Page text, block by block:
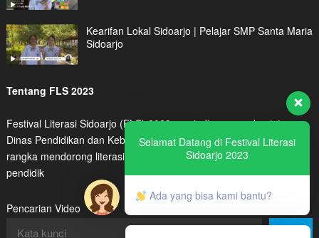
Kearifan Lokal Sidoarjo | Pelajar SMP Santa Maria
Sidoarjo
Tentang FLS 2023
Festival Literasi Sidoarjo (FLS) 2023 menjadi program kegiatan
Dinas Pendidikan dan Kebudayaan Kabupaten Sidoarjo dalam
rangka mendorong literasi digital peserta didik maupun tenaga
pendidik
Pencarian Video
Selamat Datang di Festival Literasi
Sidoarjo 2023
Ada yang bisa kami bantu?